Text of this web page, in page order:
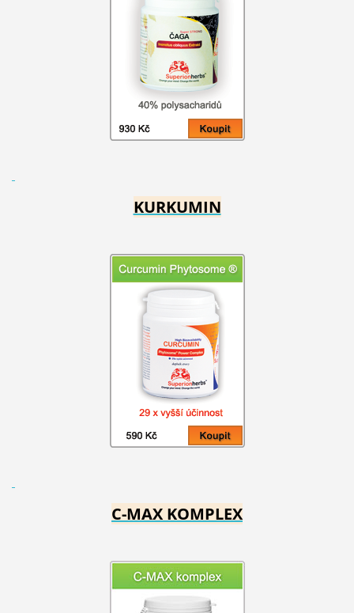
KURKUMIN
C-MAX KOMPLEX